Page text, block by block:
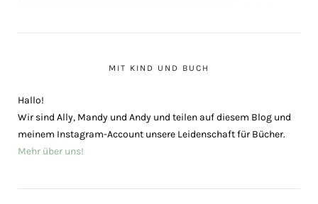
MIT KIND UND BUCH
Hallo!
Wir sind Ally, Mandy und Andy und teilen auf diesem Blog und
meinem Instagram-Account unsere Leidenschaft für Bücher.
Mehr über uns!